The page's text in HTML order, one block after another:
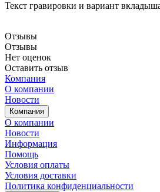
Текст гравировки и вариант
Отзывы
Отзывы
Нет оценок
Оставить отзыв
Компания
О компании
Новости
Компания
О компании
Новости
Информация
Помощь
Условия оплаты
Условия доставки
Политика конфиденциальности